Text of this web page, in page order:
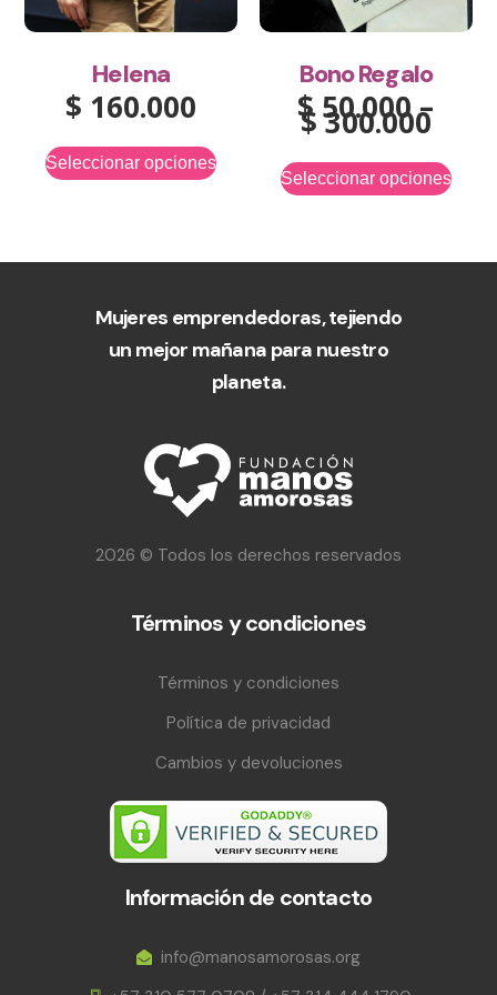
Helena
$ 160.000
Seleccionar opciones
Bono Regalo
$50.000–
$300.000
Seleccionar opciones
Mujeres emprendedoras, tejiendo
un mejor mañana para nuestro
planeta.
2026 © Todos los derechos reservados
Términos y condiciones
Términos y condiciones
Política de privacidad
Cambios y devoluciones
Información de contacto
info@manosamorosas.org